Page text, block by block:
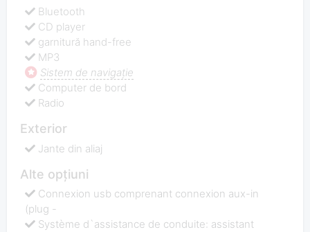
Bluetooth
CD player
garnitură hand-free
MP3
Sistem de navigaţie
Computer de bord
Radio
Exterior
Jante din aliaj
Alte opțiuni
Connexion usb comprenant connexion aux-in
(plug -
Système d`assistance de conduite: assistant